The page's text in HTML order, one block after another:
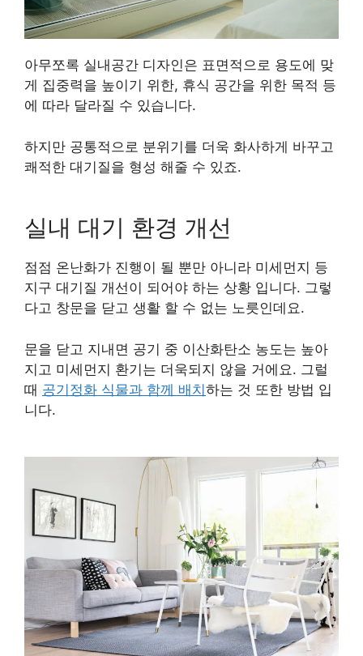
아무쪼록 실내공간 디자인은 표면적으로 용도에 맞
게 집중력을 높이기 위한, 휴식 공간을 위한 목적 등
에 따라 달라질 수 있습니다.
하지만 공통적으로 분위기를 더욱 화사하게 바꾸고
쾌적한 대기질을 형성 해줄 수 있죠.
실내 대기 환경 개선
점점 온난화가 진행이 될 뿐만 아니라 미세먼지 등
지구 대기질 개선이 되어야 하는 상황 입니다. 그렇
다고 창문을 닫고 생활 할 수 없는 노릇인데요.
문을 닫고 지내면 공기 중 이산화탄소 농도는 높아
지고 미세먼지 환기는 더욱되지 않을 거에요. 그럴
때 공기정화 식물과 함께 배치하는 것 또한 방법 입
니다.